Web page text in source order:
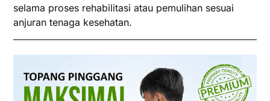
selama proses rehabilitasi atau pemulihan sesuai
anjuran tenaga kesehatan.